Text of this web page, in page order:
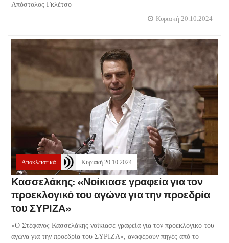
Απόστολος Γκλέτσο
Κυριακή 20.10.2024
Αποκλειστικά Κυριακή 20.10.2024
Κασσελάκης: «Νοίκιασε γραφεία για τον
προεκλογικό του αγώνα για την προεδρία
του ΣΥΡΙΖΑ»
«Ο Στέφανος Κασσελάκης νοίκιασε γραφεία για τον προεκλογικό του
αγώνα για την προεδρία του ΣΥΡΙΖΑ», αναφέρουν πηγές από το